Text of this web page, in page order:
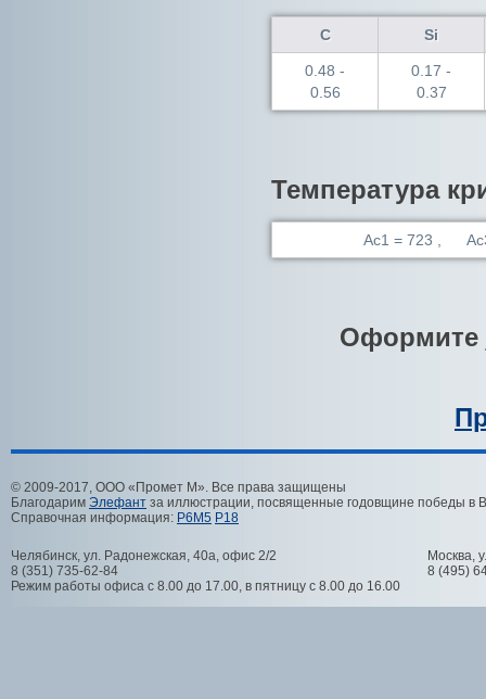
C Si
0.48 -
0.56
0.17 -
0.37
Температура
Ac1 = 723 ,
Оформите
© 2009-2017, ООО «Промет М». Все права защищены
Благодарим Элефант за иллюстрации, посвященные годовщине победы в
Справочная информация: Р6М5 Р18
Челябинск, ул. Радонежская, 40а, офис 2/2
8 (351) 735-62-84
Режим работы офиса с 8.00 до 17.00, в пятницу с 8.00 до 16.00
Москва,
8 (495)